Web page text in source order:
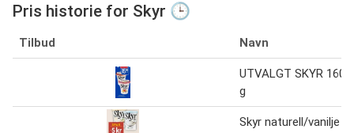
Pris historie for Skyr 🕒
Tilbud Navn
UTVALGT SKYR 160
g
Skyr naturell/vanilje